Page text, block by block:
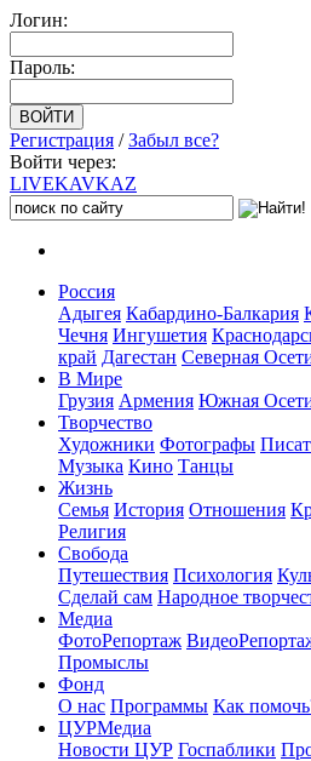
Логин:
Пароль:
Регистрация /Забыл все?
Войти через:
LIVEKAVKAZ
Россия
Адыгея Кабардино-Балкария
Чечня Ингушетия
край Дагестан Северная
В Мире
Грузия Армения Южная
Творчество
Художники Фотографы
Музыка Кино Танцы
Жизнь
Семья История Отношения
Религия
Свобода
Путешествия Психология
Сделай сам Народное
Медиа
ФотоРепортаж
Промыслы
Фонд
О нас Программы Как
ЦУРМедиа
Новости ЦУР Госпаблики